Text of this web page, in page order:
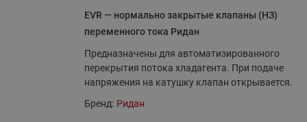
EVR — нормально закрытые клапаны (НЗ)
переменного тока Ридан
Предназначены для автоматизированного
перекрытия потока хладагента. При подаче
напряжения на катушку клапан открывается.
Бренд: Ридан